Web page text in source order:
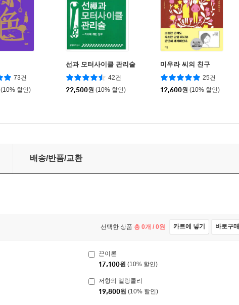
73건
(10% 할인)
선과 모터사이클 관리술
42건
22,500원 (10% 할인)
미우라 씨의 친구
25건
12,600원 (10% 할인)
배송/반품/교환
선택한 상품 총 0개 / 0원 카트에 넣기 바로구매
끈이론
17,100원 (10% 할인)
저항의 멜랑콜리
19,800원 (10% 할인)